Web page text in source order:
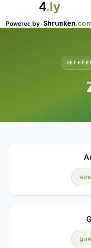
4.ly
Powered by Shrunken